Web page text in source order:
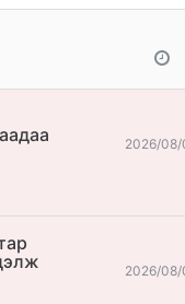
2026/08/
2026/08/